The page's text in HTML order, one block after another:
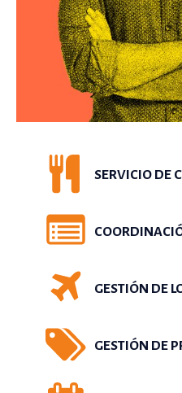
SERVICIO DE
GESTIÓN DE
GESTIÓN DE